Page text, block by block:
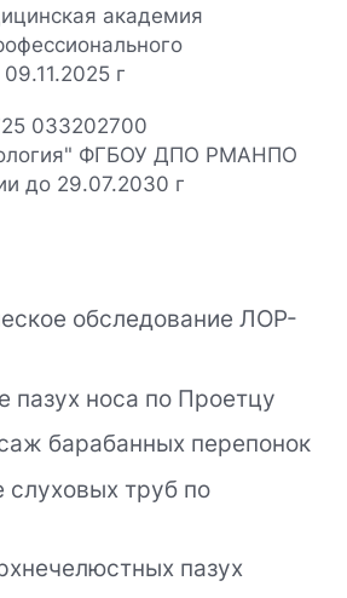
академия
г
033202700
ФГБОУ ДПО РМАНПО
до 29.07.2030 г
обследование ЛОР-
пазух носа по Проетцу
барабанных перепонок
слуховых труб по
пазух